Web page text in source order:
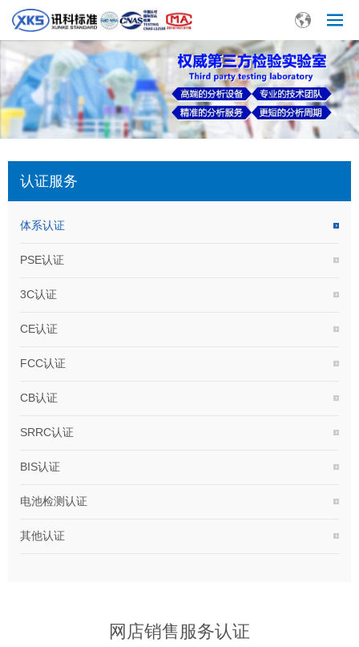
认证服务
体系认证
PSE认证
3C认证
CE认证
FCC认证
CB认证
SRRC认证
BIS认证
电池检测认证
其他认证
网店销售服务认证